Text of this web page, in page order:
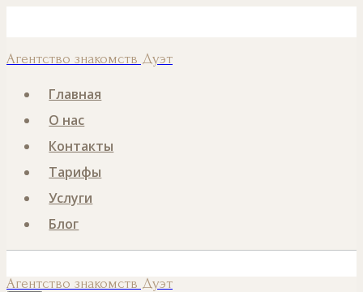
содержанию
Агентство знакомств Дуэт
Главная
О нас
Контакты
Тарифы
Услуги
Блог
Агентство знакомств Дуэт